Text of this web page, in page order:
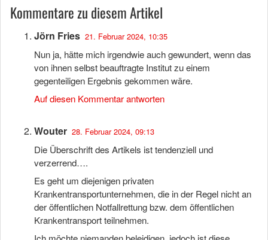
Kommentare zu diesem Artikel
Jörn Fries 21. Februar 2024, 10:35
Nun ja, hätte mich irgendwie auch gewundert, wenn das
von ihnen selbst beauftragte Institut zu einem
gegenteiligen Ergebnis gekommen wäre.
Auf diesen Kommentar antworten
Wouter 28. Februar 2024, 09:13
Die Überschrift des Artikels ist tendenziell und
verzerrend….
Es geht um diejenigen privaten
Krankentransportunternehmen, die in der Regel nicht an
der öffentlichen Notfallrettung bzw. dem öffentlichen
Krankentransport teilnehmen.